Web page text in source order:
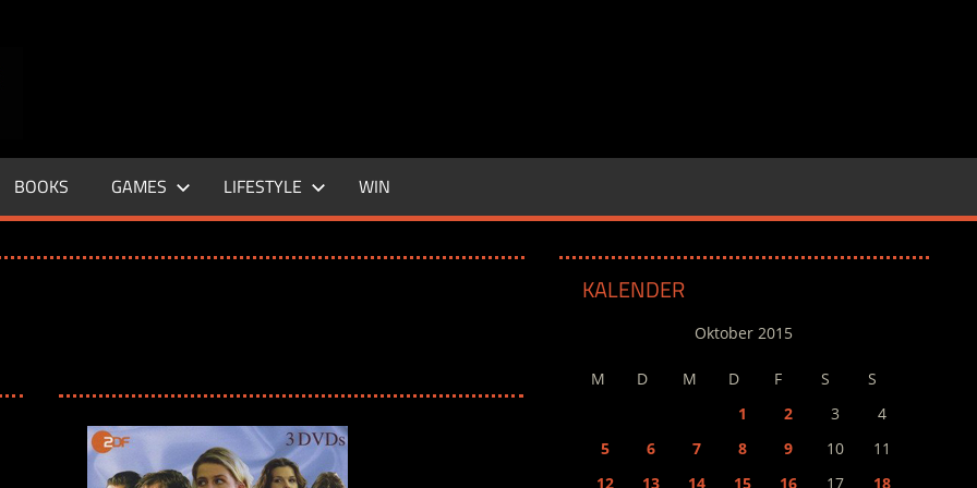
–
LIFE
MAGAZINE
BOOKS GAMES LIFESTYLE WIN
KALENDER
Oktober 2015
M D M D F S
S
1
2 3
4
5
6 7 8 9 10
11
12
13 14 15 16 17
18